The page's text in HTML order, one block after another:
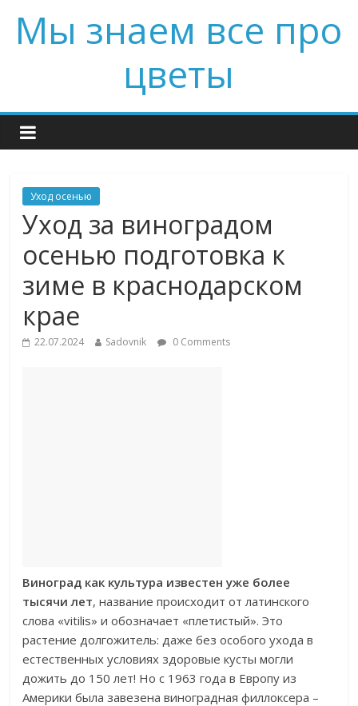
Мы знаем все про
цветы
Уход осенью
Уход за виноградом
осенью подготовка к
зиме в краснодарском
крае
22.07.2024 Sadovnik 0 Comments
Виноград как культура известен уже более
тысячи лет, название происходит от латинского
слова «vitilis» и обозначает «плетистый». Это
растение долгожитель: даже без особого ухода в
естественных условиях здоровые кусты могли
дожить до 150 лет! Но с 1963 года в Европу из
Америки была завезена виноградная филлоксера –